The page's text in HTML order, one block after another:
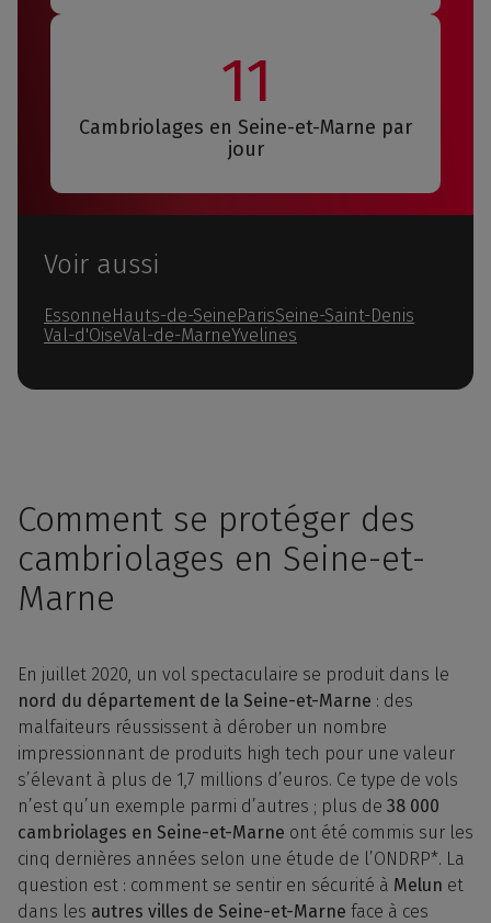
11
Cambriolages en Seine-et-Marne par
jour
Voir aussi
EssonneHauts-de-SeineParisSeine-Saint-Denis
Val-d'OiseVal-de-MarneYvelines
Comment se protéger des
cambriolages en Seine-et-
Marne
En juillet 2020, un vol spectaculaire se produit dans le
nord du département de la Seine-et-Marne : des
malfaiteurs réussissent à dérober un nombre
impressionnant de produits high tech pour une valeur
s’élevant à plus de 1,7 millions d’euros. Ce type de vols
n’est qu’un exemple parmi d’autres ; plus de 38 000
cambriolages en Seine-et-Marne ont été commis sur les
cinq dernières années selon une étude de l’ONDRP*. La
question est : comment se sentir en sécurité à Melun et
dans les autres villes de Seine-et-Marne face à ces